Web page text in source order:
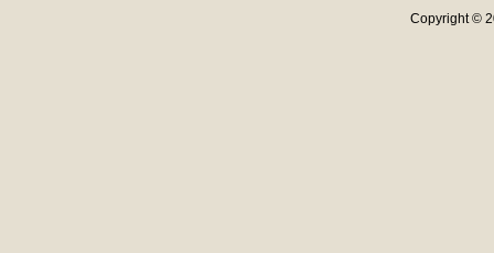
Copyright ©